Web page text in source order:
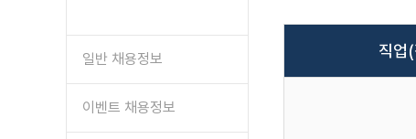
일반 채용정보
이벤트 채용정보
직업